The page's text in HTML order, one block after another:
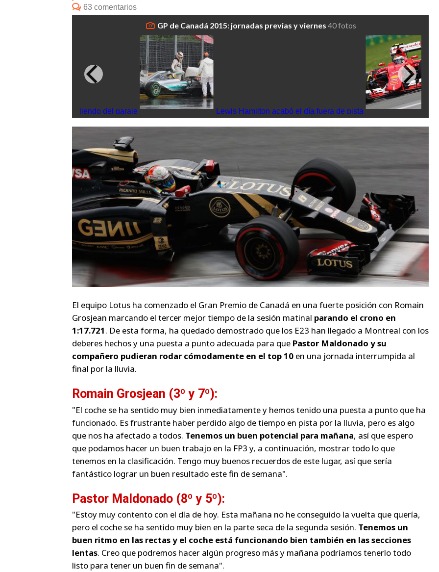
63 comentarios
GP de Canadá 2015: jornadas previas y viernes 40 fotos
Lewis Hamilton acabó el día fuera de pista
Räikkönen rueda en
los Libres 2
Will Stevens saliendo del garaje
El equipo Lotus ha comenzado el Gran Premio de Canadá en una fuerte posición con Romain
Grosjean marcando el tercer mejor tiempo de la sesión matinal parando el crono en
1:17.721. De esta forma, ha quedado demostrado que los E23 han llegado a Montreal con los
deberes hechos y una puesta a punto adecuada para que Pastor Maldonado y su
compañero pudieran rodar cómodamente en el top 10 en una jornada interrumpida al
final por la lluvia.
Romain Grosjean (3º y 7º):
"El coche se ha sentido muy bien inmediatamente y hemos tenido una puesta a punto que ha
funcionado. Es frustrante haber perdido algo de tiempo en pista por la lluvia, pero es algo
que nos ha afectado a todos. Tenemos un buen potencial para mañana, así que espero
que podamos hacer un buen trabajo en la FP3 y, a continuación, mostrar todo lo que
tenemos en la clasificación. Tengo muy buenos recuerdos de este lugar, así que sería
fantástico lograr un buen resultado este fin de semana".
Pastor Maldonado (8º y 5º):
"Estoy muy contento con el día de hoy. Esta mañana no he conseguido la vuelta que quería,
pero el coche se ha sentido muy bien en la parte seca de la segunda sesión. Tenemos un
buen ritmo en las rectas y el coche está funcionando bien también en las secciones
lentas. Creo que podremos hacer algún progreso más y mañana podríamos tenerlo todo
listo para tener un buen fin de semana".